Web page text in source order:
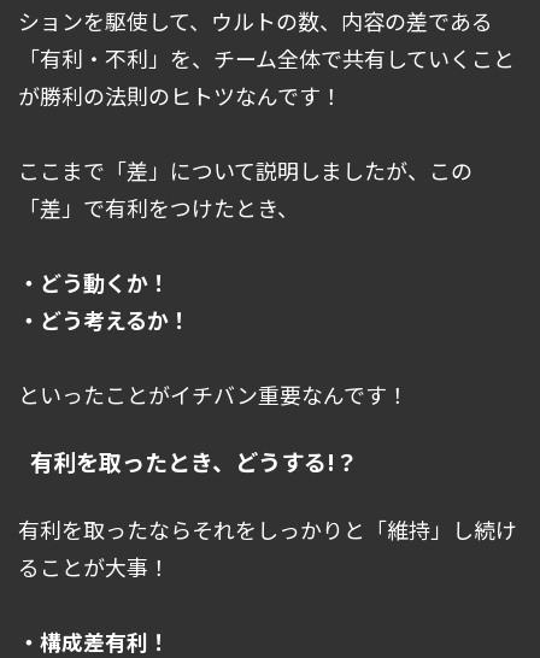
ションを駆使して、ウルトの数、内容の差である
「有利・不利」を、チーム全体で共有していくこと
が勝利の法則のヒトツなんです！
ここまで「差」について説明しましたが、この
「差」で有利をつけたとき、
・どう動くか！
・どう考えるか！
といったことがイチバン重要なんです！
有利を取ったとき、どうする!？
有利を取ったならそれをしっかりと「維持」し続け
ることが大事！
・構成差有利！